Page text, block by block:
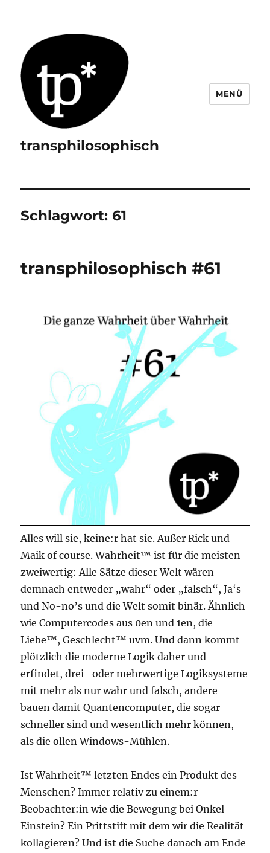
transphilosophisch
MENÜ
Schlagwort: 61
transphilosophisch #61
Alles will sie, keine:r hat sie. Außer Rick und
Maik of course. Wahrheit™ ist für die meisten
zweiwertig: Alle Sätze dieser Welt wären
demnach entweder „wahr“ oder „falsch“, Ja‘s
und No-no’s und die Welt somit binär. Ähnlich
wie Computercodes aus 0en und 1en, die
Liebe™, Geschlecht™ uvm. Und dann kommt
plötzlich die moderne Logik daher und
erfindet, drei- oder mehrwertige Logiksysteme
mit mehr als nur wahr und falsch, andere
bauen damit Quantencomputer, die sogar
schneller sind und wesentlich mehr können,
als die ollen Windows-Mühlen.
Ist Wahrheit™ letzten Endes ein Produkt des
Menschen? Immer relativ zu einem:r
Beobachter:in wie die Bewegung bei Onkel
Einstein? Ein Prittstift mit dem wir die Realität
kollagieren? Und ist die Suche danach am Ende